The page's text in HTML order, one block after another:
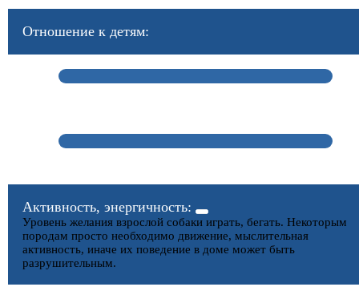
Отношение к детям:
Активность, энергичность:
Уровень желания взрослой собаки играть, бегать. Некоторым
породам просто необходимо движение, мыслительная
активность, иначе их поведение в доме может быть
разрушительным.